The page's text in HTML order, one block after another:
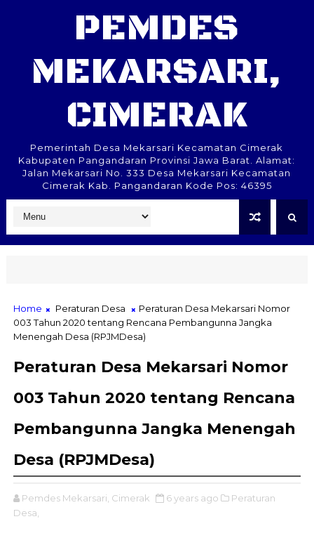
PEMDES
MEKARSARI,
CIMERAK
Pemerintah Desa Mekarsari Kecamatan Cimerak
Kabupaten Pangandaran Provinsi Jawa Barat. Alamat:
Jalan Mekarsari No. 333 Desa Mekarsari Kecamatan
Cimerak Kab. Pangandaran Kode Pos: 46395
Home Peraturan Desa
Peraturan Desa Mekarsari Nomor
003 Tahun 2020 tentang Rencana Pembangunna Jangka
Menengah Desa (RPJMDesa)
Peraturan Desa Mekarsari Nomor
003 Tahun 2020 tentang Rencana
Pembangunna Jangka Menengah
Desa (RPJMDesa)
Pemdes Mekarsari, Cimerak 6 years ago
Peraturan
Desa,